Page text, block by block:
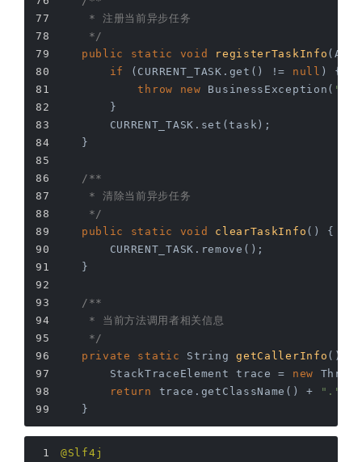
     * 注册当前异步任务
     */
public
static void registerTaskInfo
if
(CURRENT_TASK.get() != null ) {
throw
new BusinessException( "当
        }
        CURRENT_TASK.set(task);
    }
/**
     * 清除当前异步任务
     */
public
static void clearTaskInfo ()
{
        CURRENT_TASK.remove();
    }
/**
     * 当前方法调用者相关信息
     */
private
static String getCallerInfo ()
        StackTraceElement trace =
new
return
trace.getClassName() + "."
    }
@Slf4j